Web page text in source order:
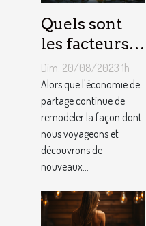
Quels sont
les facteurs
qui sous-
tendent la
tarification
des services
de
conciergerie
Dim. 20/08/2023 1h
Alors que l'économie de
partage continue de
remodeler la façon dont
nous voyageons et
découvrons de
nouveaux...